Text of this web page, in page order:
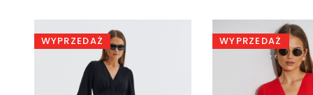
WYPRZEDAŻ WYPRZEDAŻ